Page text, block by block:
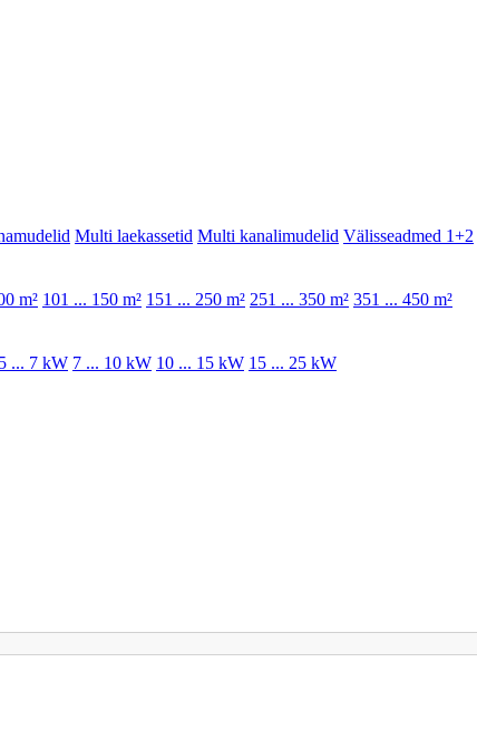
Multi laekassetid Multi kanalimudelid Välisseadmed 1+2
m² 101 ... 150 m² 151 ... 250 m² 251 ... 350 m² 351 ... 450 m²
5 ... 7 kW 7 ... 10 kW 10 ... 15 kW 15 ... 25 kW